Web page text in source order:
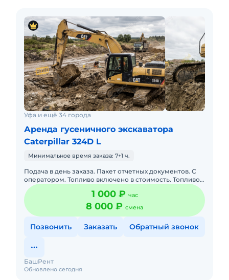
Уфа и ещё 34 города
Аренда гусеничного экскаватора
Caterpillar 324D L
Минимальное время заказа: 7+1 ч.
Подача в день заказа. Пакет отчетных документов. С
оператором. Топливо включено в стоимость. Топливо
оплачивается отдельно. Долгосрочная аренда.
Краткосрочная а
1 000 ₽ час
8 000 ₽ смена
Позвонить Заказать Обратный звонок
Обновлено сегодня
БашРент